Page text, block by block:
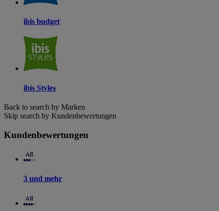
ibis budget
ibis Styles
Back to search by Marken
Skip search by Kundenbewertungen
Kundenbewertungen
3 und mehr